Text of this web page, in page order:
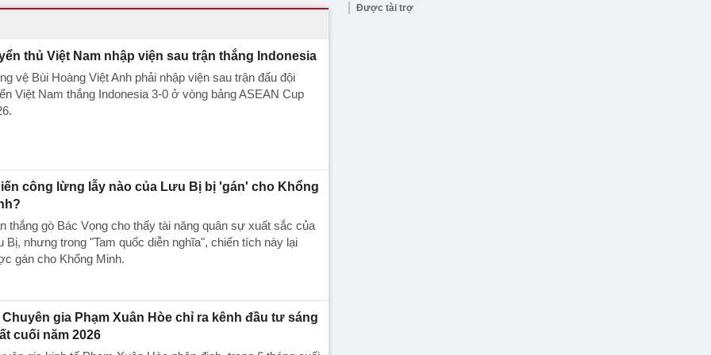
thủ Việt Nam nhập viện sau trận thắng Indonesia
vệ Bùi Hoàng Việt Anh phải nhập viện sau trận đấu đội
Việt Nam thắng Indonesia 3-0 ở vòng bảng ASEAN Cup
công lừng lẫy nào của Lưu Bị bị 'gán' cho Khổng
thắng gò Bác Vọng cho thấy tài năng quân sự xuất sắc của
Bị, nhưng trong "Tam quốc diễn nghĩa", chiến tích này lại
gán cho Khổng Minh.
Chuyên gia Phạm Xuân Hòe chỉ ra kênh đầu tư sáng
cuối năm 2026
Được tài trợ